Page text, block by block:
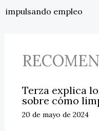
impulsando empleo
Terza explica
sobre cómo
20 de mayo de 2024